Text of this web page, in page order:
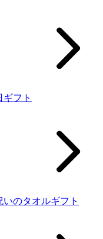
ギフト
いのタオルギフト